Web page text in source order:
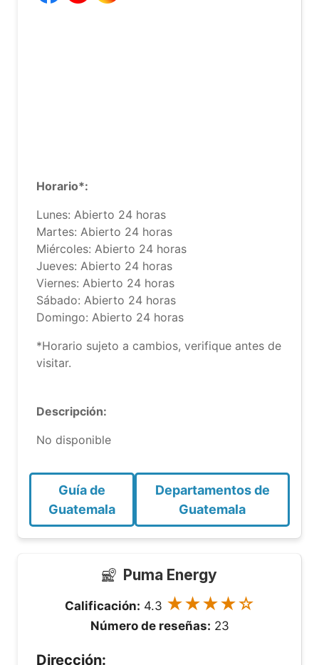
Horario*:
Lunes: Abierto 24 horas
Martes: Abierto 24 horas
Miércoles: Abierto 24 horas
Jueves: Abierto 24 horas
Viernes: Abierto 24 horas
Sábado: Abierto 24 horas
Domingo: Abierto 24 horas
*Horario sujeto a cambios, verifique antes de
visitar.
Descripción:
No disponible
Guía de
Guatemala
Departamentos de
Guatemala
Puma Energy
Calificación: 4.3 ★★★★☆
Número de reseñas: 23
Dirección: